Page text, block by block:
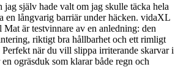
jag själv hade valt om jag skulle täcka hela
en långvarig barriär under häcken. vidaXL
är testvinnare av en anledning: den
riktigt bra hållbarhet och ett rimligt
Perfekt när du vill slippa irriterande skarvar i
ogräsduk som klarar både regn och